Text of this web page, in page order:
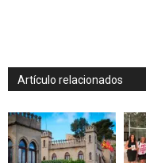
Artículo relacionados